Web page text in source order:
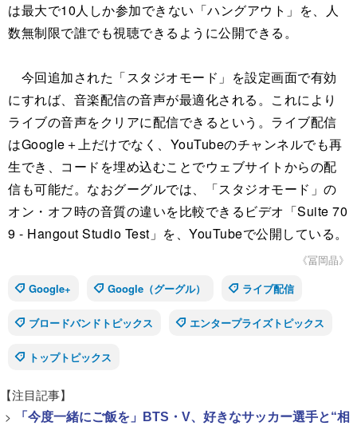
は最大で10人しか参加できない「ハングアウト」を、人
数無制限で誰でも視聴できるように公開できる。
今回追加された「スタジオモード」を設定画面で有効
にすれば、音楽配信の音声が最適化される。これにより
ライブの音声をクリアに配信できるという。ライブ配信
はGoogle＋上だけでなく、YouTubeのチャンネルでも再
生でき、コードを埋め込むことでウェブサイトからの配
信も可能だ。なおグーグルでは、「スタジオモード」の
オン・オフ時の音質の違いを比較できるビデオ「Suite 70
9 - Hangout Studio Test」を、YouTubeで公開している。
《冨岡晶》
Google+
Google（グーグル） ライブ配信
ブロードバンドトピックス エンタープライズトピックス
トップトピックス
【注目記事】
>
「今度一緒にご飯を」BTS・V、好きなサッカー選手と“相